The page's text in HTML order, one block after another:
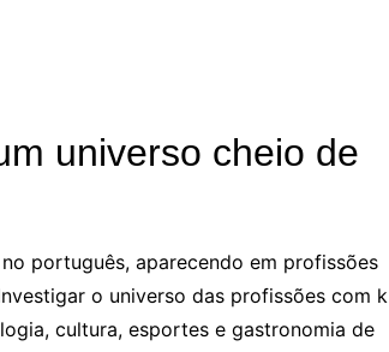
universo cheio de
português, aparecendo em profissões
o universo das profissões com k
cultura, esportes e gastronomia de